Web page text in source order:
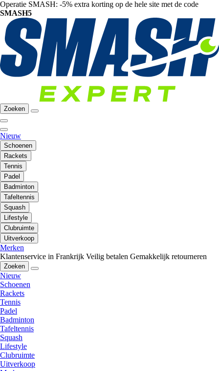
Operatie SMASH: -5% extra korting op de hele site met de code
SMASH5
Zoeken
Nieuw
Schoenen
Rackets
Tennis
Padel
Badminton
Tafeltennis
Squash
Lifestyle
Clubruimte
Uitverkoop
Merken
Klantenservice in Frankrijk Veilig betalen Gemakkelijk retourneren
Zoeken
Nieuw
Schoenen
Rackets
Tennis
Padel
Badminton
Tafeltennis
Squash
Lifestyle
Clubruimte
Uitverkoop